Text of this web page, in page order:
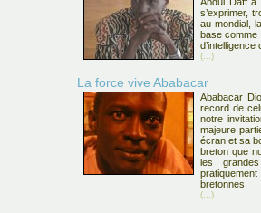
s’exprimer,
au mondial,
base comme
d’intelligence
(...)
La force vive Ababacar
Ababacar
record de
notre
majeure
écran et sa
breton que
les
bretonnes.
(...)